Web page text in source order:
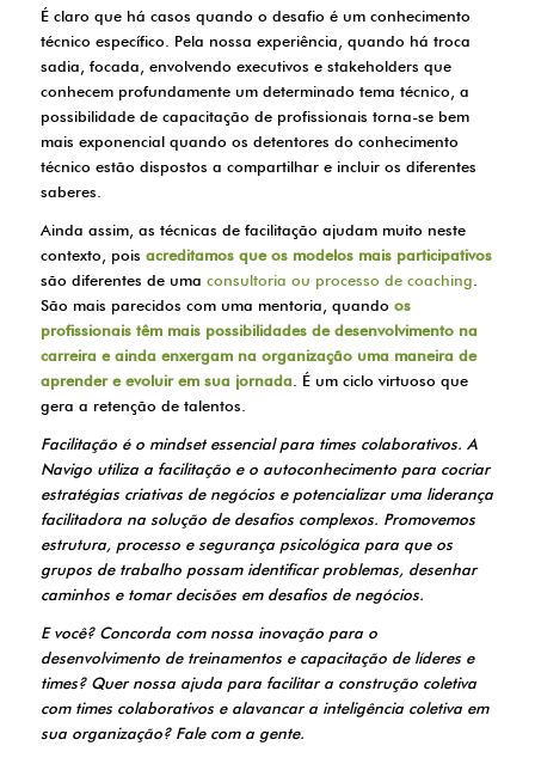
É claro que há casos quando o desafio é um conhecimento
técnico específico. Pela nossa experiência, quando há troca
sadia, focada, envolvendo executivos e stakeholders que
conhecem profundamente um determinado tema técnico, a
possibilidade de capacitação de profissionais torna-se bem
mais exponencial quando os detentores do conhecimento
técnico estão dispostos a compartilhar e incluir os diferentes
saberes.
Ainda assim, as técnicas de facilitação ajudam muito neste
contexto, pois acreditamos que os modelos mais participativos
são diferentes de uma consultoria ou processo de coaching
São mais parecidos com uma mentoria, quando os
profissionais têm mais possibilidades de desenvolvimento na
carreira e ainda enxergam na organização uma maneira de
aprender e evoluir em sua jornada. É um ciclo virtuoso que
gera a retenção de talentos.
Facilitação é o mindset essencial para times colaborativos. A
Navigo utiliza a facilitação e o autoconhecimento para cocriar
estratégias criativas de negócios e potencializar uma liderança
facilitadora na solução de desafios complexos. Promovemos
estrutura, processo e segurança psicológica para que os
grupos de trabalho possam identificar problemas, desenhar
caminhos e tomar decisões em desafios de negócios.
E você? Concorda com nossa inovação para o
desenvolvimento de treinamentos e capacitação de líderes e
times? Quer nossa ajuda para facilitar a construção coletiva
com times colaborativos e alavancar a inteligência coletiva em
sua organização? Fale com a gente.